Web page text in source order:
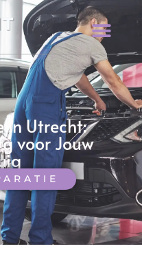
Utrecht:
voor Jouw